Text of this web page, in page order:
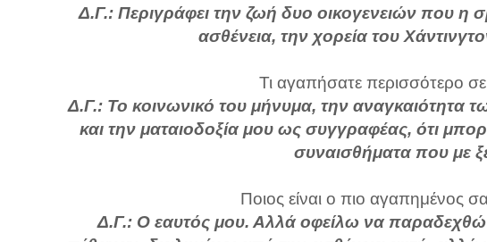
Δ.Γ.: Περιγράφει την ζωή δυο οικογενειών που η
ασθένεια, την χορεία του
Τι αγαπήσατε περισσότερο σε
Δ.Γ.: Το κοινωνικό του μήνυμα, την αναγκαιότητα
και την ματαιοδοξία μου ως συγγραφέας, ότι
συναισθήματα που με
Ποιος είναι ο πιο αγαπημένος
Δ.Γ.: Ο εαυτός μου. Αλλά οφείλω να παραδεχθώ